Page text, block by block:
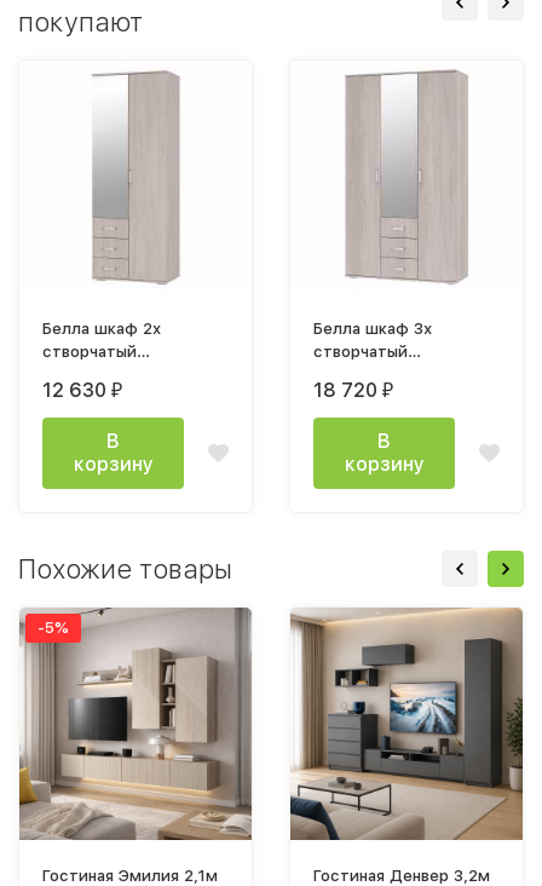
покупают
Белла шкаф 2х
створчатый
ясень белый
12 630 ₽
В
корзину
Белла шкаф 3х
створчатый
ясень белый
18 720 ₽
В
корзину
Похожие товары
-5%
Гостиная Эмилия 2,1м
Гостиная Денвер 3,2м